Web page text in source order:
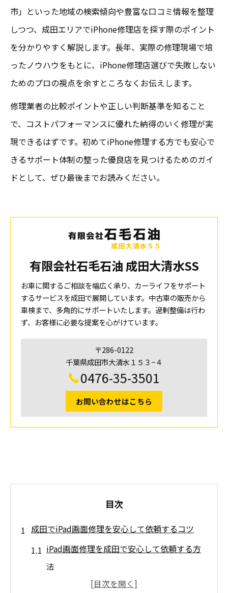
市」といった地域の検索傾向や豊富な口コミ情報を整理
しつつ、成田エリアでiPhone修理店を探す際のポイント
を分かりやすく解説します。長年、実際の修理現場で培
ったノウハウをもとに、iPhone修理店選びで失敗しない
ためのプロの視点を余すところなくお伝えします。
修理業者の比較ポイントや正しい判断基準を知ること
で、コストパフォーマンスに優れた納得のいく修理が実
現できるはずです。初めてiPhone修理する方でも安心で
きるサポート体制の整った優良店を見つけるためのガイ
ドとして、ぜひ最後までお読みください。
有限会社石毛石油 成田大清水SS
お車に関するご相談を幅広く承り、カーライフをサポート
するサービスを成田で展開しています。中古車の販売から
車検まで、多角的にサポートいたします。過剰整備は行わ
ず、お客様に必要な提案を心がけています。
〒286-0122
千葉県成田市大清水１５３−４
0476-35-3501
お問い合わせはこちら
目次
成田でiPad画面修理を安心して依頼するコツ
iPad画面修理を成田で安心して依頼する方
法
口コミで選ぶiPhone画面修理/成田の信頼性